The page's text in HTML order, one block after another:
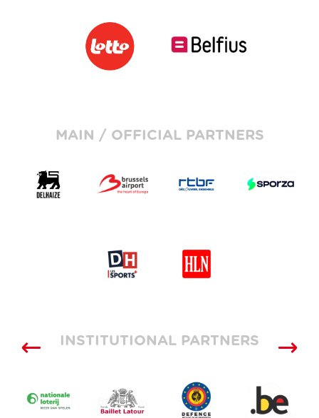
MAIN / OFFICIAL PARTNERS
INSTITUTIONAL PARTNERS